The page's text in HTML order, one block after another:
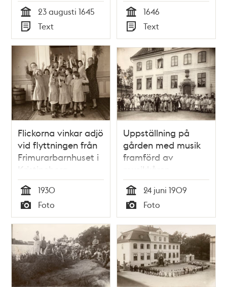
Tid
23 augusti 1645
Typ
Text
1646
Tid
1646
Typ
Text
Flickorna vinkar adjö
vid flyttningen från
Frimurarbarnhuset i
Kristineberg,
Augusti 1930.
Tid
1930
Typ
Foto
Uppställning på
gården med musik
framförd av
musikkåren.
Frimurarbarnhuset i
Kristineberg, 24 juni
1909
Tid
24 juni 1909
Typ
Foto